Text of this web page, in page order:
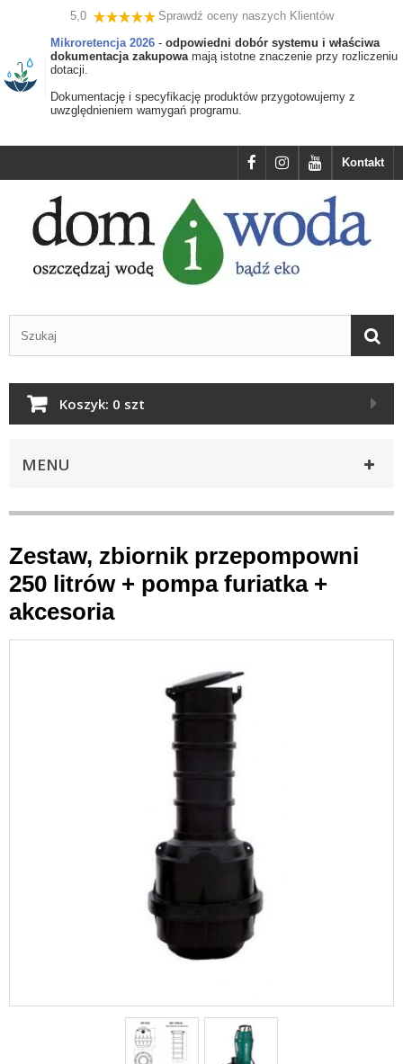
5,0
Sprawdź oceny naszych Klientów
Mikroretencja 2026 - odpowiedni dobór systemu i właściwa
dokumentacja zakupowamają istotne znaczenie przy rozliczeniu
dotacji.
Dokumentację i specyfikację produktów przygotowujemy z
uwzględnieniem wamygań programu.
Kontakt
Koszyk: 0 szt
MENU
Zestaw, zbiornik przepompowni
250 litrów + pompa furiatka +
akcesoria